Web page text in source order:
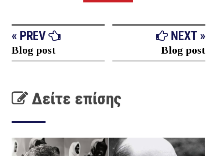
« PREV
Blog post
NEXT »
Blog post
Δείτε επίσης